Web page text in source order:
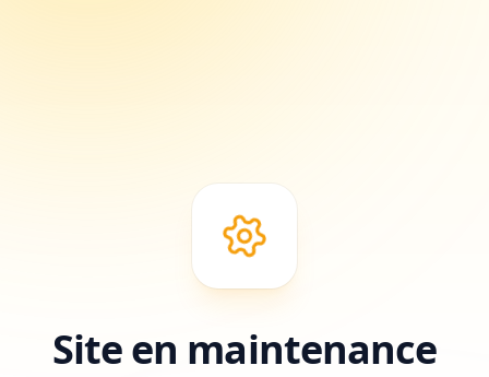
Site en maintenance